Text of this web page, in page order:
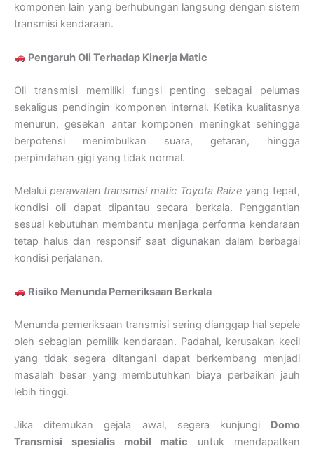
komponen lain yang berhubungan langsung dengan sistem
transmisi kendaraan.
Pengaruh Oli Terhadap Kinerja Matic
Oli transmisi memiliki fungsi penting sebagai pelumas
sekaligus pendingin komponen internal. Ketika kualitasnya
menurun, gesekan antar komponen meningkat sehingga
berpotensi menimbulkan suara, getaran, hingga
perpindahan gigi yang tidak normal.
Melalui perawatan transmisi matic Toyota Raize yang tepat,
kondisi oli dapat dipantau secara berkala. Penggantian
sesuai kebutuhan membantu menjaga performa kendaraan
tetap halus dan responsif saat digunakan dalam berbagai
kondisi perjalanan.
Risiko Menunda Pemeriksaan Berkala
Menunda pemeriksaan transmisi sering dianggap hal sepele
oleh sebagian pemilik kendaraan. Padahal, kerusakan kecil
yang tidak segera ditangani dapat berkembang menjadi
masalah besar yang membutuhkan biaya perbaikan jauh
lebih tinggi.
Jika ditemukan gejala awal, segera kunjungi Domo
Transmisi spesialis mobil matic untuk mendapatkan